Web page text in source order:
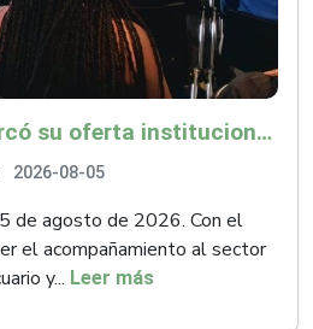
ICA Risaralda acercó su oferta institucional a productores y emprendedores en Expocamello
2026-08-05
de agosto de 2026. Con el
el acompañamiento al sector
y... Leer más